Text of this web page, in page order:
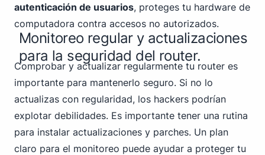
autenticación de usuarios, proteges tu hardware de
computadora contra accesos no autorizados.
Monitoreo regular y actualizaciones
para la seguridad del router.
Comprobar y actualizar regularmente tu router es
importante para mantenerlo seguro. Si no lo
actualizas con regularidad, los hackers podrían
explotar debilidades. Es importante tener una rutina
para instalar actualizaciones y parches. Un plan
claro para el monitoreo puede ayudar a proteger tu